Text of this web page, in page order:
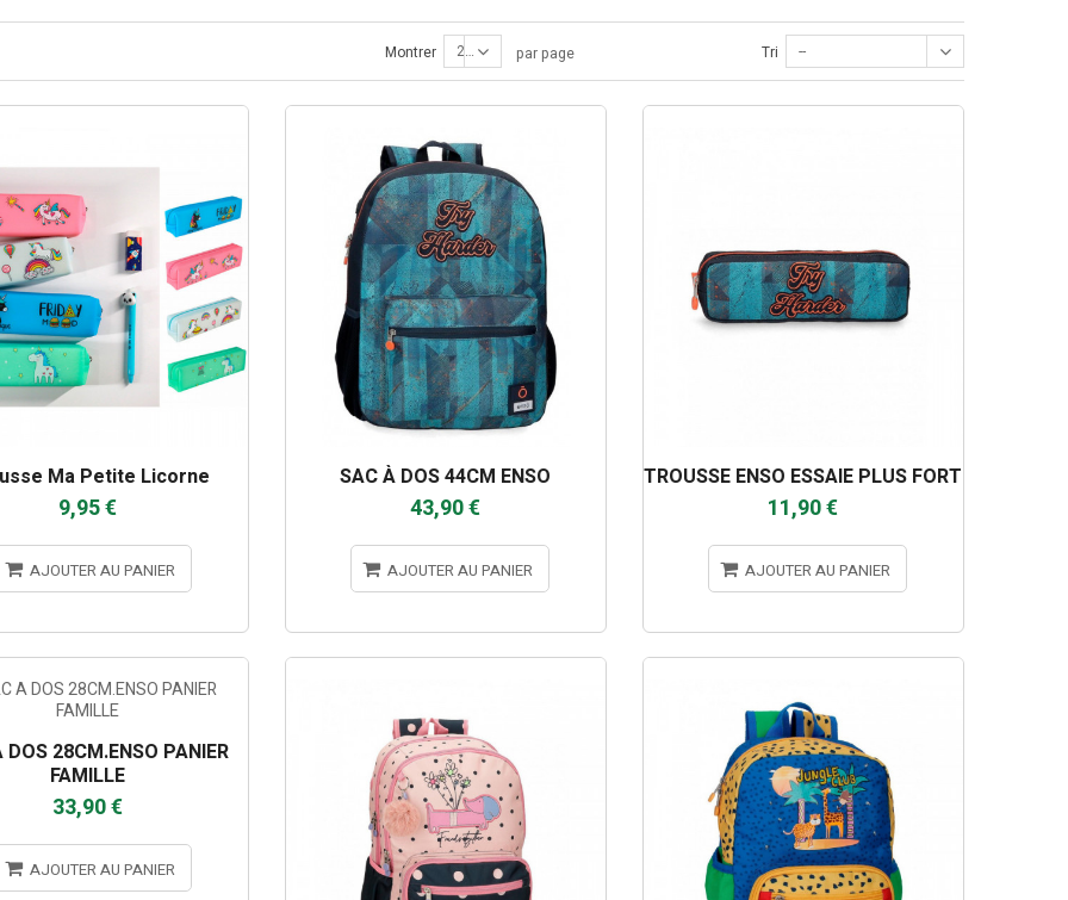
Tri --
Montrer 24 par page
Ma Petite Licorne
9,95 €
AJOUTER AU PANIER
SAC À DOS 44CM ENSO
43,90 €
AJOUTER AU PANIER
TROUSSE ENSO ESSAIE PLUS FORT
11,90 €
AJOUTER AU PANIER
DOS 28CM.ENSO PANIER
FAMILLE
33,90 €
AJOUTER AU PANIER